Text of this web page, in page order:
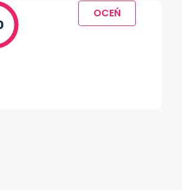
OCEŃ